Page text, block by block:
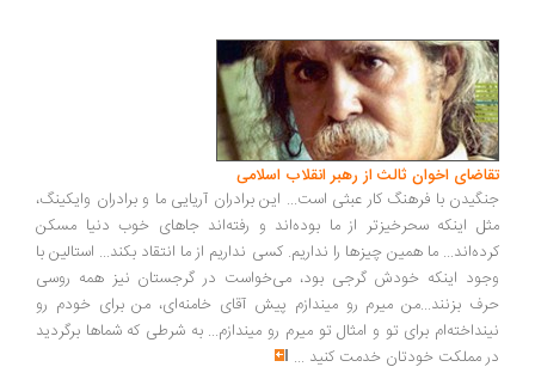
اخوان ثالث از رهبر انقلاب اسلامی
با فرهنگ کار عبثی است... این برادران آریایی ما و برادران وایکینگ،
اینکه سحرخیزتر از ما بوده‌اند و رفته‌اند جاهای خوب دنیا مسکن
ما همین چیزها را نداریم. کسی نداریم از ما انتقاد بکند... استالین با
اینکه خودش گرجی بود، می‌خواست در گرجستان نیز همه روسی
بزنند...من میرم رو میندازم پیش آقای خامنه‌ای، من برای خودم رو
برای تو و امثال تو میرم رو میندازم... به شرطی که شماها برگردید
مملکت خودتان خدمت کنید...